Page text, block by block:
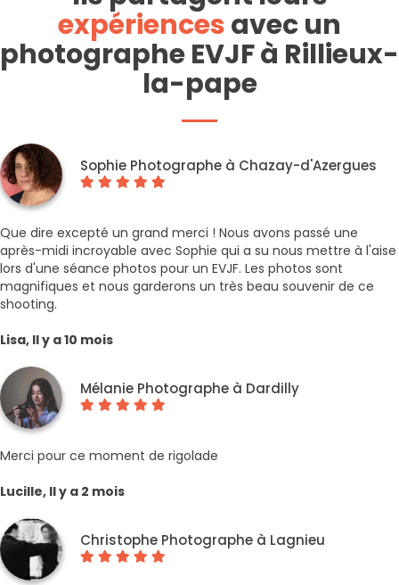
expériencesavec un
photographe EVJF à Rillieux-
la-pape
Sophie Photographe à Chazay-d'Azergues
Que dire excepté un grand merci ! Nous avons passé une
après-midi incroyable avec Sophie qui a su nous mettre à l'aise
lors d'une séance photos pour un EVJF. Les photos sont
magnifiques et nous garderons un très beau souvenir de ce
shooting.
Lisa, Il y a 10 mois
Mélanie Photographe à Dardilly
Merci pour ce moment de rigolade
Lucille, Il y a 2 mois
Christophe Photographe à Lagnieu